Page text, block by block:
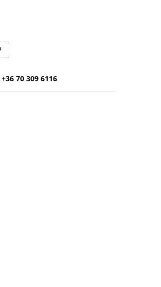
+36 70 309 6116